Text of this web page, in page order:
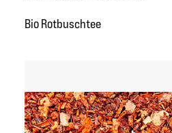
Bio Rotbuschtee